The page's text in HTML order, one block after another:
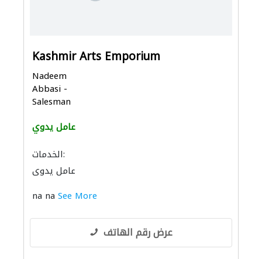
Kashmir Arts Emporium
Nadeem
Abbasi -
Salesman
عامل يدوي
الخدمات:
عامل يدوي
na na See More
عرض رقم الهاتف